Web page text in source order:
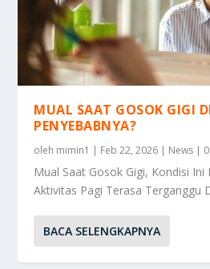
MUAL SAAT GOSOK GIGI
PENYEBABNYA?
oleh mimin1 | Feb 22, 2026 | News |
Mual Saat Gosok Gigi, Kondisi
Aktivitas Pagi Terasa Terganggu
BACA SELENGKAPNYA